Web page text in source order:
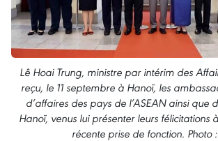
Lê Hoai Trung, ministre par intérim des
reçu, le 11 septembre à Hanoï, les
d’affaires des pays de l’ASEAN ainsi que
Hanoï, venus lui présenter leurs félicitations
récente prise de fonction. Photo